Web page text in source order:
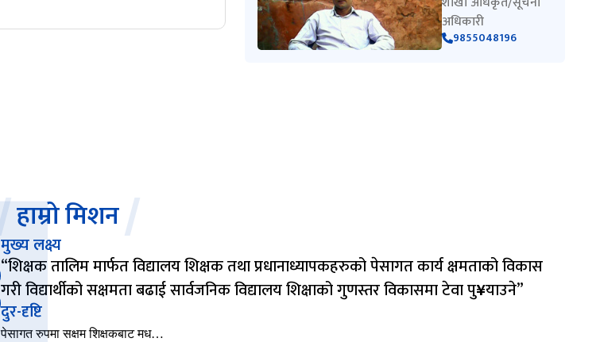
अधिकारी
9855048196
हाम्रो मिशन
मुख्य लक्ष्य
“शिक्षक तालिम मार्फत विद्यालय शिक्षक तथा प्रधानाध्यापकहरुको पेसागत कार्य क्षमताको विकास
गरी विद्यार्थीको सक्षमता बढाई सार्वजनिक विद्यालय शिक्षाको गुणस्तर विकासमा टेवा पु¥याउने”
दुर-दृष्टि
पेसागत रुपमा सक्षम शिक्षकबाट मध…